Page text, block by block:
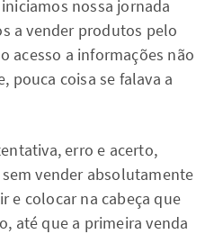
nossa jornada
a vender produtos pelo
acesso a informações não
pouca coisa se falava a
erro e acerto,
vender absolutamente
e colocar na cabeça que
até que a primeira venda